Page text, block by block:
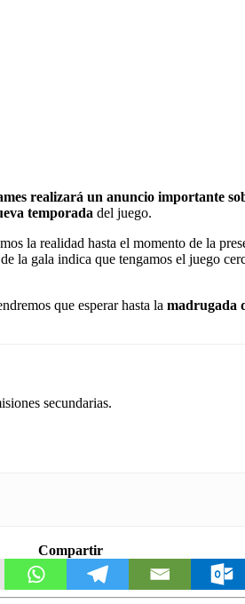
realizará un anuncio importante
temporada del juego.
la realidad hasta el momento de la
la gala indica que tengamos el juego
que esperar hasta la madrugada
secundarias.
Compartir